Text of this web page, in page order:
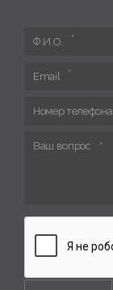
Ф.И.О.
Email
Номер телефона
Ваш вопрос